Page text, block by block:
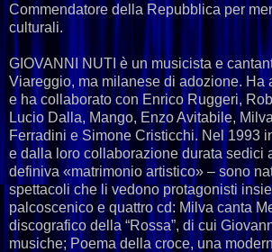
Commendatore della Repubblica per
culturali.
GIOVANNI NUTI è un musicista e
Viareggio, ma milanese di adozione. Ha
e ha collaborato con Enrico Ruggeri,
Lucio Dalla, Mango, Enzo Avitabile,
Ferradini e Simone Cristicchi. Nel 1993
e dalla loro collaborazione durata sedici
definiva «matrimonio artistico» – sono
spettacoli che li vedono protagonisti
palcoscenico e quattro cd: Milva canta
discografico della “Rossa”, di cui
musiche; Poema della croce, una